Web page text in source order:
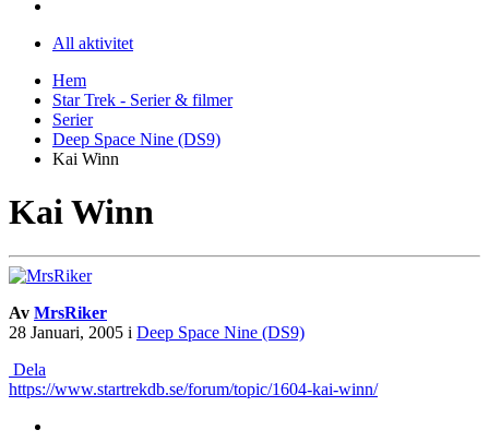
All aktivitet
Hem
Star Trek - Serier & filmer
Serier
Deep Space Nine (DS9)
Kai Winn
Kai Winn
Av MrsRiker
28 Januari, 2005 i Deep Space Nine (DS9)
Dela
https://www.startrekdb.se/forum/topic/1604-kai-winn/